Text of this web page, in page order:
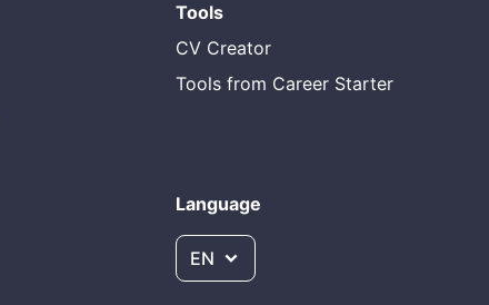
Tools
CV Creator
Tools from Career Starter
Language
EN